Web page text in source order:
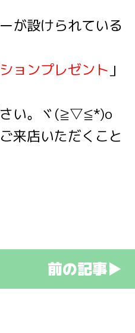
が設けられている
ョンプレゼント 」
さい。ヾ(≧▽≦*)o
来店いただくこと
前の記事▶